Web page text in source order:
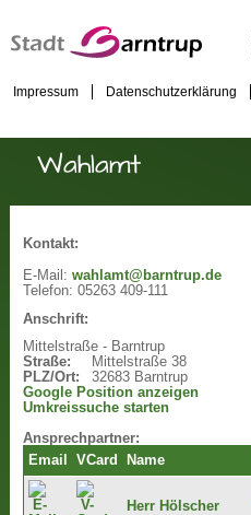
Impressum Datenschutzerklärung
Wahlamt
Kontakt:
E-Mail: wahlamt@barntrup.de
Telefon: 05263 409-111
Anschrift:
Mittelstraße - Barntrup
Straße:
Mittelstraße 38
PLZ/Ort:
32683 Barntrup
Google Position anzeigen
Umkreissuche starten
Ansprechpartner:
Email
VCard Name
Herr Hölscher